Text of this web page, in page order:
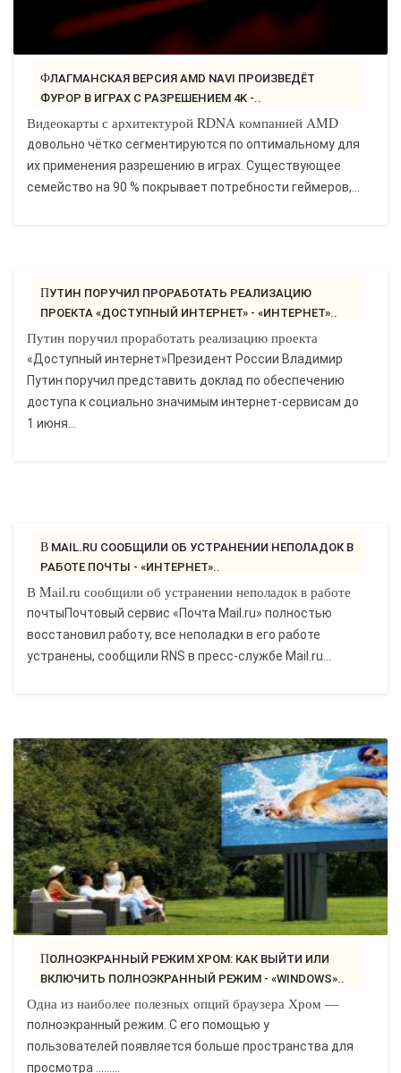
ФЛАГМАНСКАЯ ВЕРСИЯ AMD NAVI ПРОИЗВЕДЁТ
ФУРОР В ИГРАХ С РАЗРЕШЕНИЕМ 4K -..
Видеокарты с архитектурой RDNA компанией AMD
довольно чётко сегментируются по оптимальному для
их применения разрешению в играх. Существующее
семейство на 90 % покрывает потребности геймеров,...
ПУТИН ПОРУЧИЛ ПРОРАБОТАТЬ РЕАЛИЗАЦИЮ
ПРОЕКТА «ДОСТУПНЫЙ ИНТЕРНЕТ» - «ИНТЕРНЕТ»..
Путин поручил проработать реализацию проекта
«Доступный интернет»Президент России Владимир
Путин поручил представить доклад по обеспечению
доступа к социально значимым интернет-сервисам до
1 июня...
В MAIL.RU СООБЩИЛИ ОБ УСТРАНЕНИИ НЕПОЛАДОК В
РАБОТЕ ПОЧТЫ - «ИНТЕРНЕТ»..
В Mail.ru сообщили об устранении неполадок в работе
почтыПочтовый сервис «Почта Mail.ru» полностью
восстановил работу, все неполадки в его работе
устранены, сообщили RNS в пресс-службе Mail.ru...
ПОЛНОЭКРАННЫЙ РЕЖИМ ХРОМ: КАК ВЫЙТИ ИЛИ
ВКЛЮЧИТЬ ПОЛНОЭКРАННЫЙ РЕЖИМ - «WINDOWS»..
Одна из наиболее полезных опций браузера Хром —
полноэкранный режим. С его помощью у
пользователей появляется больше пространства для
просмотра …......